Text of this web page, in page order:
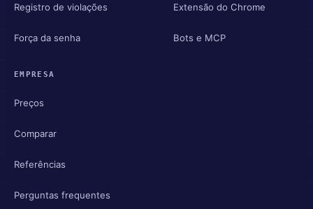
Registro de violações
Força da senha
Extensão do Chrome
Bots e MCP
EMPRESA
Preços
Comparar
Referências
Perguntas frequentes